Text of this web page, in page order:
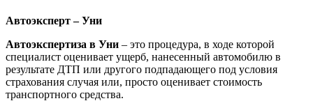
Автоэксперт – Уни
Автоэкспертиза в Уни – это процедура, в ходе которой
специалист оценивает ущерб, нанесенный автомобилю в
результате ДТП или другого подпадающего под условия
страхования случая или, просто оценивает стоимость
транспортного средства.